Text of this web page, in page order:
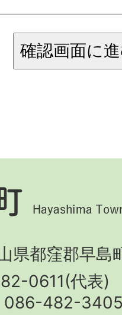
都窪郡早島
0611(代表)
086-482-